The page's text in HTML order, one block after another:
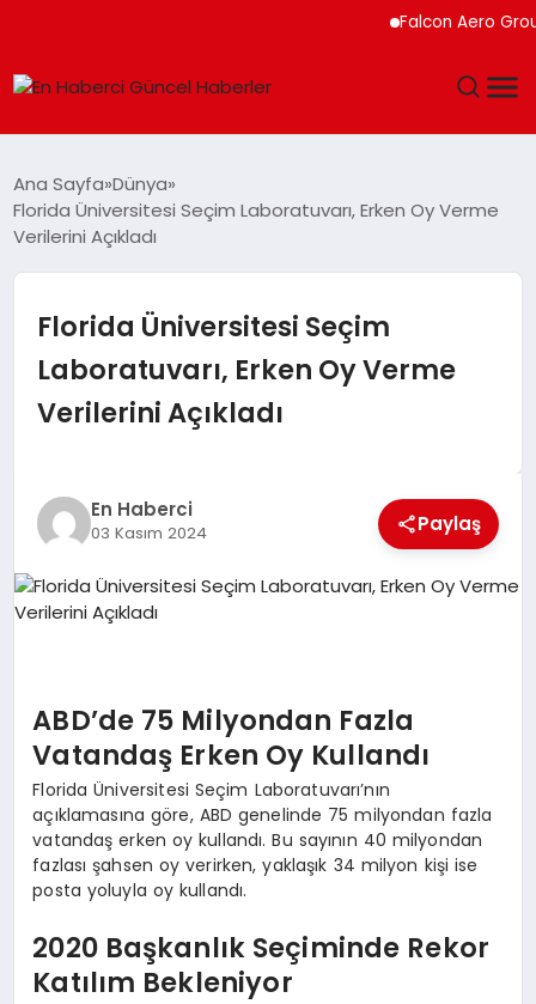
Falcon Aero Group,
SPOR
MAGAZIN
EKONOMI
EĞITIM
Ana Sayfa Dünya
Florida Üniversitesi Seçim Laboratuvarı, Erken Oy Verme
Verilerini Açıkladı
Florida Üniversitesi Seçim
Laboratuvarı, Erken Oy Verme
Verilerini Açıkladı
En Haberci
03 Kasım 2024 Paylaş
ABD’de 75 Milyondan Fazla
Vatandaş Erken Oy Kullandı
Florida Üniversitesi Seçim Laboratuvarı’nın
açıklamasına göre, ABD genelinde 75 milyondan fazla
vatandaş erken oy kullandı. Bu sayının 40 milyondan
fazlası şahsen oy verirken, yaklaşık 34 milyon kişi ise
posta yoluyla oy kullandı.
2020 Başkanlık Seçiminde Rekor
Katılım Bekleniyor